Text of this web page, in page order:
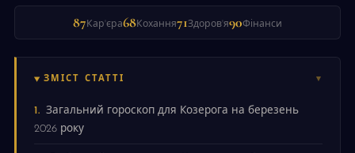
87 Кар'єра68Кохання71Здоров'я90Фінанси
ЗМІСТ СТАТТІ
Загальний гороскоп для Козерога на березень
2026 року